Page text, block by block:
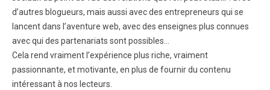
d’autres blogueurs, mais aussi avec des entrepreneurs qui se
lancent dans l’aventure web, avec des enseignes plus connues
avec qui des partenariats sont possibles…
Cela rend vraiment l’expérience plus riche, vraiment
passionnante, et motivante, en plus de fournir du contenu
intéressant à nos lecteurs.